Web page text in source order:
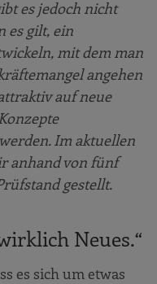
es jedoch nicht
es gilt, ein
mit dem man
angehen
auf neue
Im aktuellen
anhand von fünf
gestellt.
Neues.“
es sich um etwas